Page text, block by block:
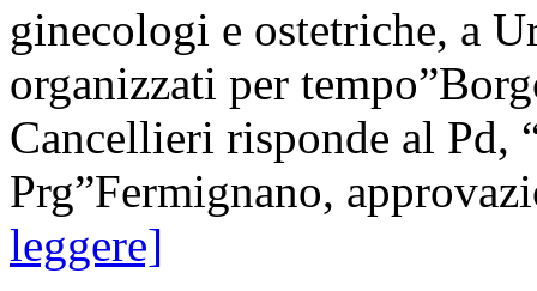
ginecologi e ostetriche, a
organizzati per
Cancellieri risponde al Pd,
Prg”Fermignano,
leggere]